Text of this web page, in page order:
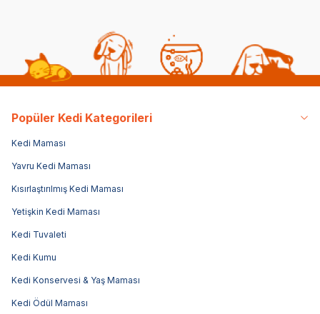
Popüler Kedi Kategorileri
Kedi Maması
Yavru Kedi Maması
Kısırlaştırılmış Kedi Maması
Yetişkin Kedi Maması
Kedi Tuvaleti
Kedi Kumu
Kedi Konservesi & Yaş Maması
Kedi Ödül Maması